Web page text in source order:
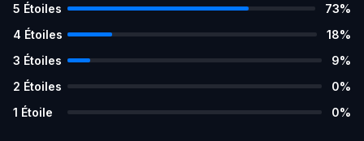
5 Étoiles 73%
4 Étoiles 18%
3 Étoiles 9%
2 Étoiles 0%
1 Étoile 0%